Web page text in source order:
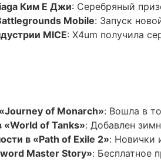
Ким Е Джи: Серебряный
Mobile: Запуск
MICE: X4um получила
of Monarch»: Вошла в
of Tanks»: Добавлен
в «Path of Exile 2»: Новички
Master Story»: Бесплатное